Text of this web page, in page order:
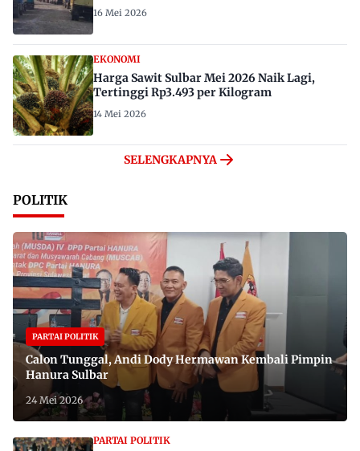
16 Mei 2026
EKONOMI
Harga Sawit Sulbar Mei 2026 Naik Lagi,
Tertinggi Rp3.493 per Kilogram
14 Mei 2026
SELENGKAPNYA
POLITIK
PARTAI POLITIK
Calon Tunggal, Andi Dody Hermawan Kembali Pimpin
Hanura Sulbar
24 Mei 2026
PARTAI POLITIK